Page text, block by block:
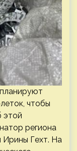
чтобы
этой
региона
Ирины Гехт. На